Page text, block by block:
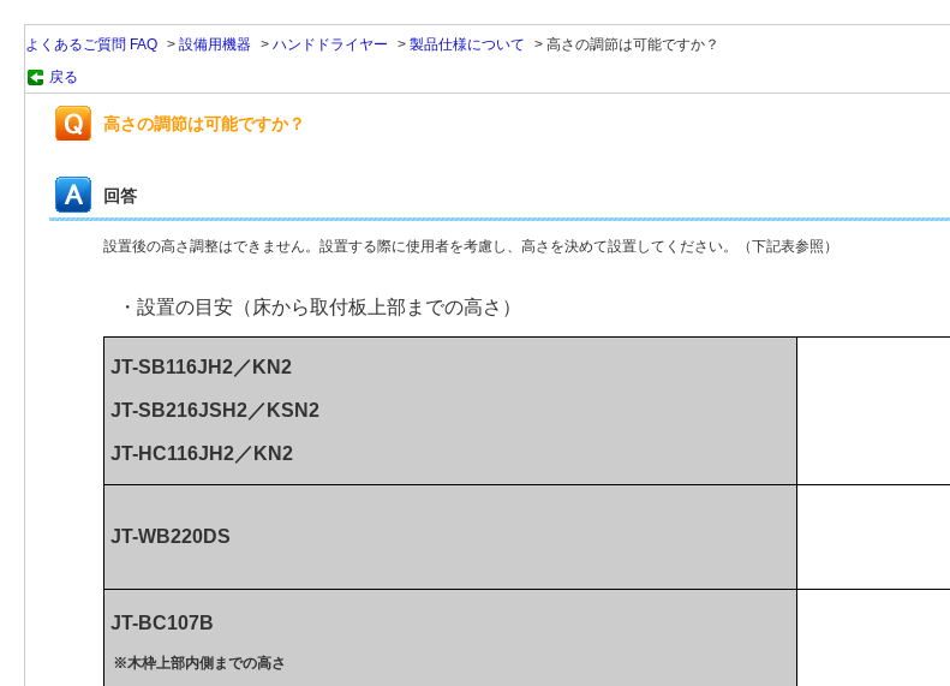
よくあるご質問 FAQ > 設備用機器 > ハンドドライヤー > 製品仕様について > 高さの調節は可能ですか？
戻る
高さの調節は可能ですか？
回答
設置後の高さ調整はできません。設置する際に使用者を考慮し、高さを決めて設置してください。（下記表参照）
・設置の目安（床から取付板上部までの高さ）
JT-SB116JH2／KN2
JT-SB216JSH2／KSN2
JT-HC116JH2／KN2
JT-WB220DS
JT-BC107B
※木枠上部内側までの高さ